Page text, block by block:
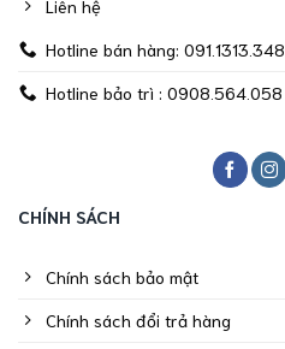
Liên hệ
Hotline bán hàng: 091.1313.348
Hotline bảo trì : 0908.564.058
CHÍNH SÁCH
Chính sách bảo mật
Chính sách đổi trả hàng